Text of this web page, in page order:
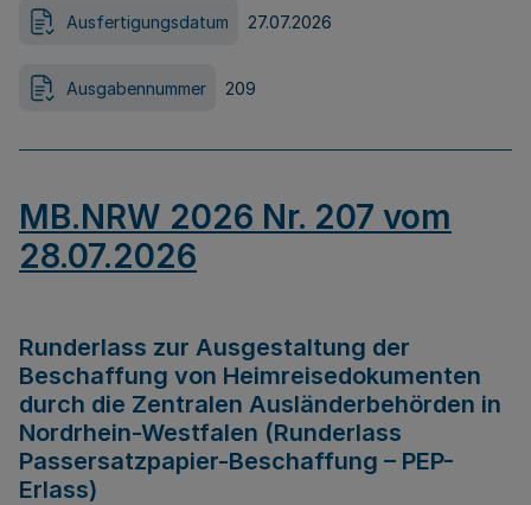
Ausfertigungsdatum 27.07.2026
Ausgabennummer 209
MB.NRW 2026 Nr. 207 vom
28.07.2026
Runderlass zur Ausgestaltung der
Beschaffung von Heimreisedokumenten
durch die Zentralen Ausländerbehörden in
Nordrhein-Westfalen (Runderlass
Passersatzpapier-Beschaffung – PEP-
Erlass)